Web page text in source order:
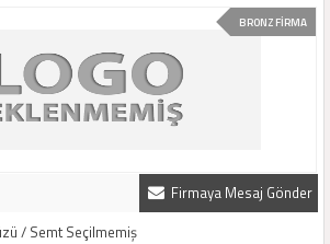
BRONZ FİRMA
Firmaya Mesaj Gönder
/ Semt Seçilmemiş